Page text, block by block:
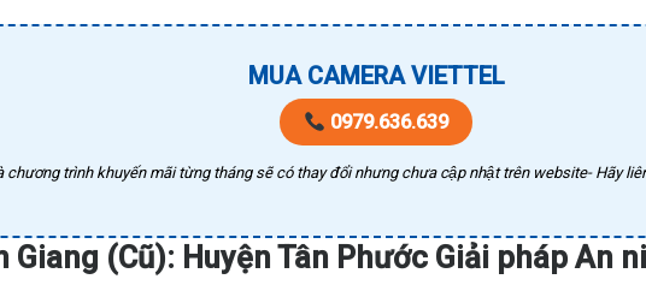
MUA CAMERA VIETTEL
0979.636.639
chương trình khuyến mãi từng tháng sẽ có thay đổi nhưng chưa cập nhật trên website- Hãy
Giang (Cũ): Huyện Tân Phước Giải pháp An